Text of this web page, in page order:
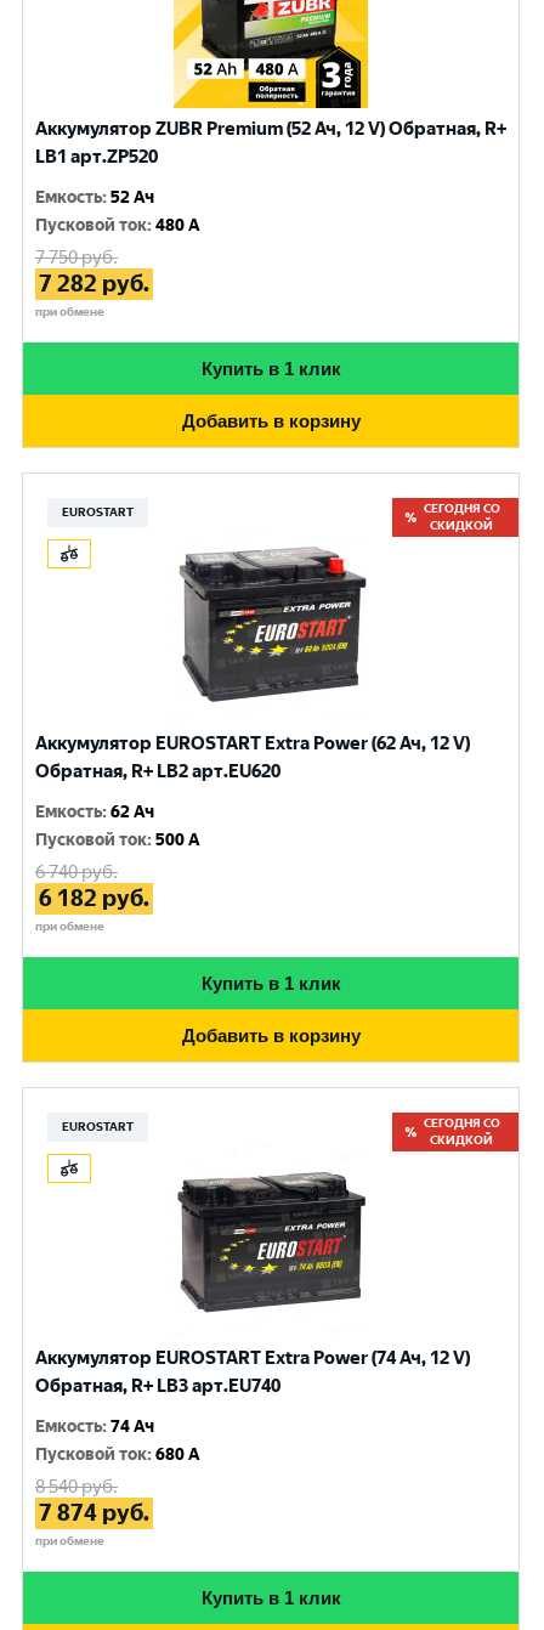
Аккумулятор ZUBR Premium (52 Ач, 12 V) Обратная, R+
LB1 арт.ZP520
Емкость:52 Ач
Пусковой ток:480 A
7 750руб.
7 282 руб.
при обмене
Купить в 1 клик
Добавить в корзину
EUROSTART
СЕГОДНЯ СО
СКИДКОЙ
Аккумулятор EUROSTART Extra Power (62 Ач, 12 V)
Обратная, R+ LB2 арт.EU620
Емкость:62 Ач
Пусковой ток:500 A
6 740руб.
6 182 руб.
при обмене
Купить в 1 клик
Добавить в корзину
EUROSTART
СЕГОДНЯ СО
СКИДКОЙ
Аккумулятор EUROSTART Extra Power (74 Ач, 12 V)
Обратная, R+ LB3 арт.EU740
Емкость:74 Ач
Пусковой ток:680 A
8 540руб.
7 874 руб.
при обмене
Купить в 1 клик